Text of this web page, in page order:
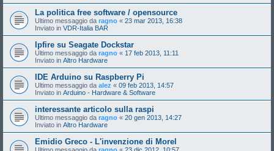
La politica free software / opensource
Ultimo messaggio da ragno « 23 mar 2013, 16:38
Inviato in VDR-Italia BAR
Ipfire su Seagate Dockstar
Ultimo messaggio da ragno « 17 feb 2013, 11:11
Inviato in Altro Hardware
IDE Arduino su Raspberry Pi
Ultimo messaggio da alez « 09 feb 2013, 14:57
Inviato in Arduino - Hardware & Software
interessante articolo sulla raspi
Ultimo messaggio da ragno « 20 gen 2013, 14:27
Inviato in Altro Hardware
Emidio Greco - L'invenzione di Morel
Ultimo messaggio da ragno « 23 dic 2012, 10:57